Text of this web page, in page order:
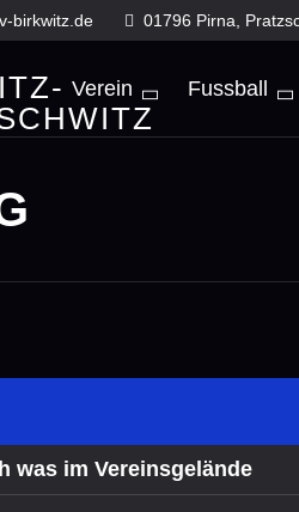
birkwitz.de 01796 Pirna,
Verein Fussball
was im Vereinsgelände